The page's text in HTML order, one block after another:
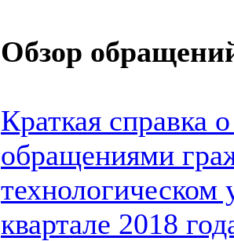
Обзор
Краткая справка
обращениями
технологическом
квартале 2018